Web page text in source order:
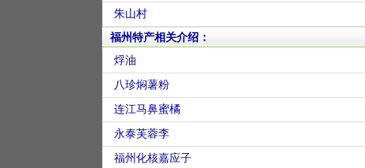
朱山村
福州特产相关介绍：
烰油
八珍焖薯粉
连江马鼻蜜橘
永泰芙蓉李
福州化核嘉应子